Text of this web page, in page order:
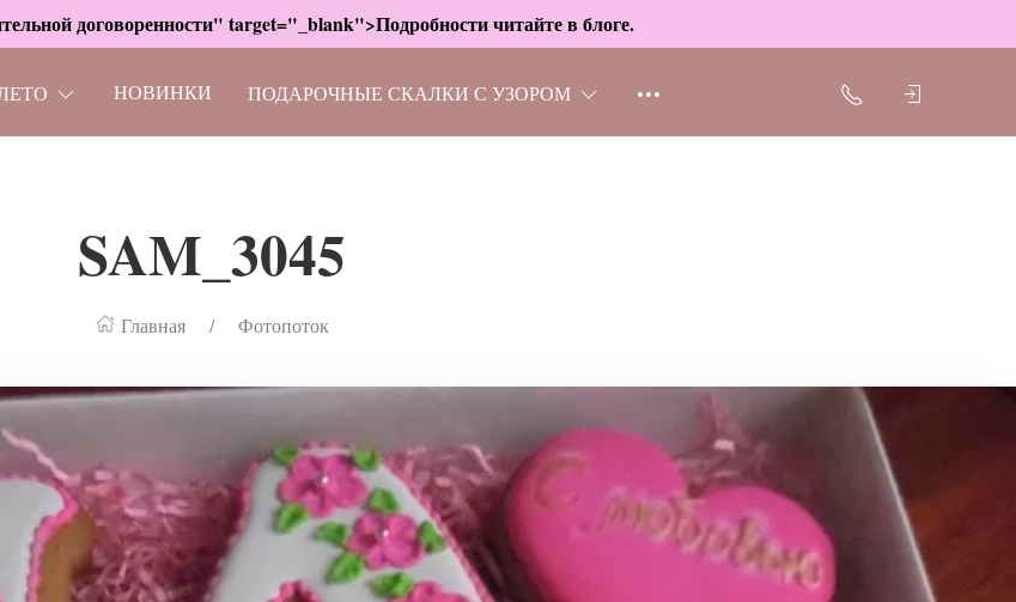
договоренности" target="_blank">Подробности читайте в блоге.
НОВИНКИ ПОДАРОЧНЫЕ СКАЛКИ С УЗОРОМ
SAM_3045
Главная Фотопоток